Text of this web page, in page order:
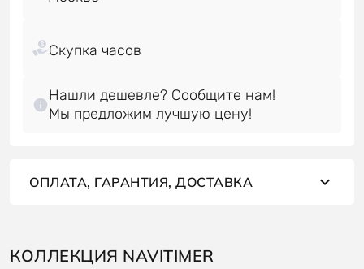
Нашли дешевле? Сообщите нам!
Мы предложим лучшую цену!
ОПЛАТА, ГАРАНТИЯ, ДОСТАВКА
КОЛЛЕКЦИЯ NAVITIMER